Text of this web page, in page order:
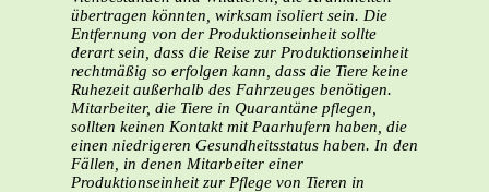
übertragen könnten, wirksam isoliert sein. Die
Entfernung von der Produktionseinheit sollte
derart sein, dass die Reise zur Produktionseinheit
rechtmäßig so erfolgen kann, dass die Tiere keine
Ruhezeit außerhalb des Fahrzeuges benötigen.
Mitarbeiter, die Tiere in Quarantäne pflegen,
sollten keinen Kontakt mit Paarhufern haben, die
einen niedrigeren Gesundheitsstatus haben. In den
Fällen, in denen Mitarbeiter einer
Produktionseinheit zur Pflege von Tieren in